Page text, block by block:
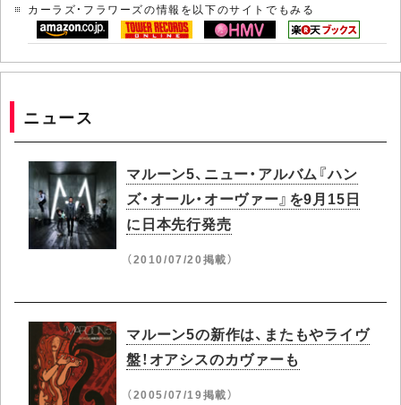
カーラズ・フラワーズの情報を以下のサイトでもみる
ニュース
マルーン5、ニュー・アルバム『ハン
ズ・オール・オーヴァー』を9月15日
に日本先行発売
（2010/07/20掲載）
マルーン5の新作は、またもやライヴ
盤！オアシスのカヴァーも
（2005/07/19掲載）